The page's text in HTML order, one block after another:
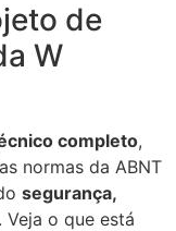
de
W
completo,
normas da ABNT
segurança,
. Veja o que está